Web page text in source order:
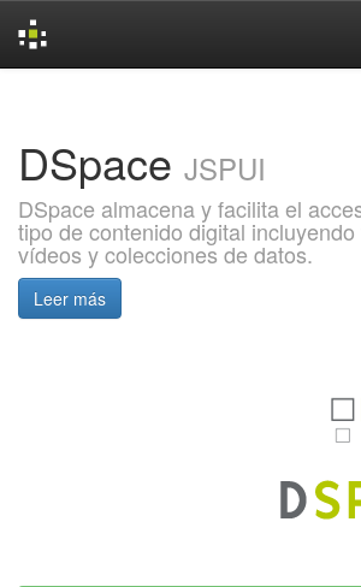
DSpace JSPUI
DSpace almacena y facilita el
tipo de contenido digital
vídeos y colecciones de datos.
Leer más